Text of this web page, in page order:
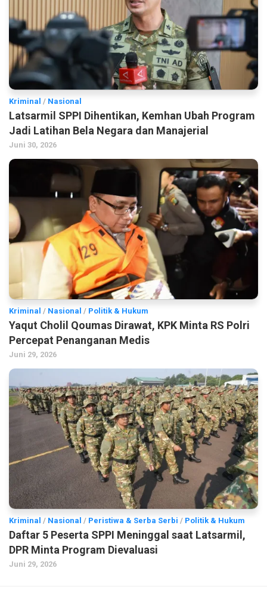
Kriminal / Nasional
Latsarmil SPPI Dihentikan, Kemhan Ubah Program
Jadi Latihan Bela Negara dan Manajerial
Juni 30, 2026
Kriminal / Nasional / Politik & Hukum
Yaqut Cholil Qoumas Dirawat, KPK Minta RS Polri
Percepat Penanganan Medis
Juni 29, 2026
Kriminal / Nasional / Peristiwa & Serba Serbi / Politik & Hukum
Daftar 5 Peserta SPPI Meninggal saat Latsarmil,
DPR Minta Program Dievaluasi
Juni 29, 2026